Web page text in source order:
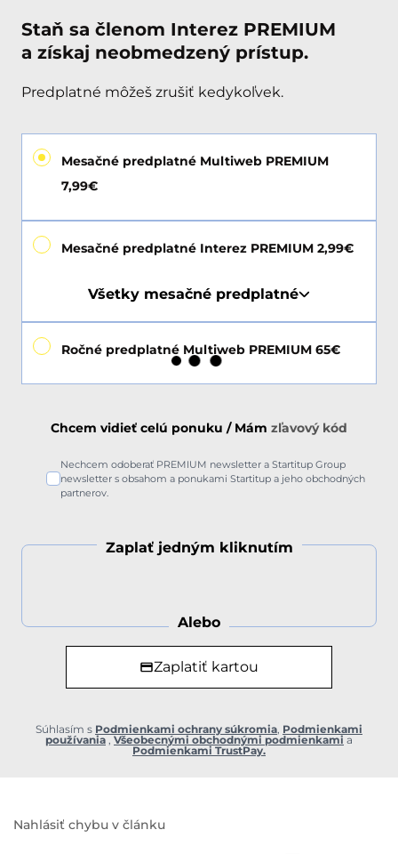
Staň sa členom Interez PREMIUM
a získaj neobmedzený prístup.
Predplatné môžeš zrušiť kedykoľvek.
Mesačné predplatné Multiweb PREMIUM
7,99€
Mesačné predplatné Interez PREMIUM 2,99€
Všetky mesačné predplatné
Ročné predplatné Multiweb PREMIUM 65€
Chcem vidieť celú ponuku / Mám zľavový kód
Nechcem odoberať PREMIUM newsletter a Startitup Group
newsletter s obsahom a ponukami Startitup a jeho obchodných
partnerov.
Zaplať jedným kliknutím
Alebo
Zaplatiť kartou
Súhlasím s Podmienkami ochrany súkromia, Podmienkami
používania , Všeobecnými obchodnými podmienkami a
Podmienkami TrustPay.
Nahlásiť chybu v článku